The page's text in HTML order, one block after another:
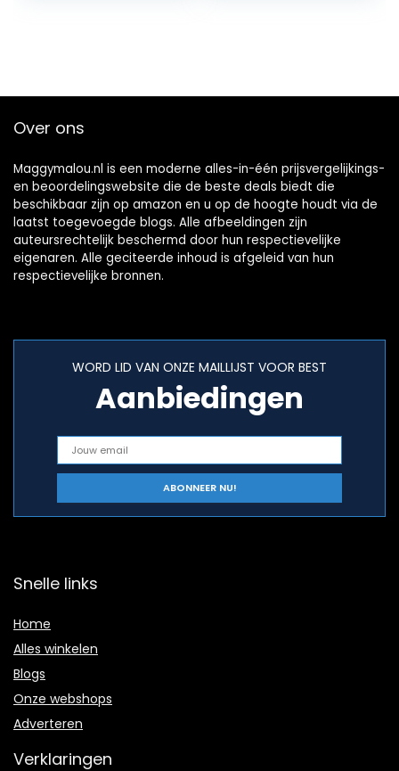
Over ons
Maggymalou.nl is een moderne alles-in-één prijsvergelijkings-
en beoordelingswebsite die de beste deals biedt die
beschikbaar zijn op amazon en u op de hoogte houdt via de
laatst toegevoegde blogs. Alle afbeeldingen zijn
auteursrechtelijk beschermd door hun respectievelijke
eigenaren. Alle geciteerde inhoud is afgeleid van hun
respectievelijke bronnen.
WORD LID VAN ONZE MAILLIJST VOOR BEST
Aanbiedingen
Snelle links
Home
Alles winkelen
Blogs
Onze webshops
Adverteren
Verklaringen